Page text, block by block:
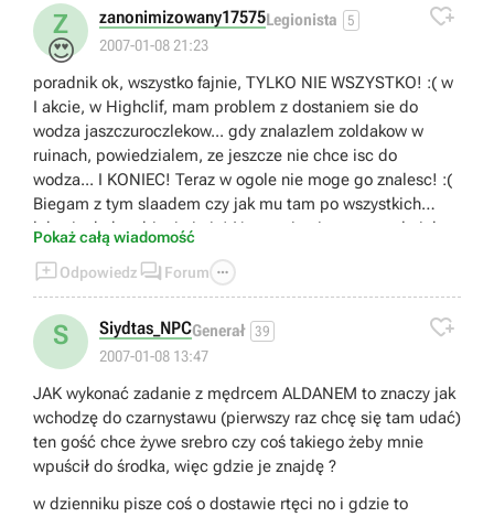
Z
😍
zanonimizowany17575Legionista 5
2007-01-08 21:23

poradnik ok, wszystko fajnie, TYLKO NIE WSZYSTKO! :( w
I akcie, w Highclif, mam problem z dostaniem sie do
wodza jaszczuroczlekow... gdy znalazlem zoldakow w
ruinach, powiedzialem, ze jeszcze nie chce isc do
wodza... I KONIEC! Teraz w ogole nie moge go znalesc! :(
Biegam z tym slaadem czy jak mu tam po wszystkich
lokacjach, kombinuje i nic! Na mapie nie zaznaczylo ich
kryjowki, tego jaszczura ubic juz nie moge i ogolnie to nie
wiem co robic :/ Mam zaczac od poczatku cala gre?!?!?!
Cholerny bug! Ludzie, pomocy! :(
Pokaż całą wiadomość
Odpowiedz  Forum 
S Siydtas_NPCGenerał 39
2007-01-08 13:47

JAK wykonać zadanie z mędrcem ALDANEM to znaczy jak
wchodzę do czarnystawu (pierwszy raz chcę się tam udać)
ten gość chce żywe srebro czy coś takiego żeby mnie
wpuścił do środka, więc gdzie je znajdę ?
w dzienniku pisze coś o dostawie rtęci no i gdzie to